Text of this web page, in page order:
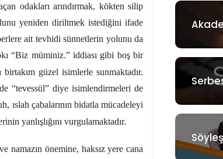
odakları arındırmak, kökten silip
yeniden diriltmek istediğini ifade
ait tevhidi sünnetlerin yolunu da
“Biz müminiz.” iddiası gibi boş bir
güzel isimlerle sunmaktadır.
“tevessül” diye isimlendirmeleri de
ıslah çabalarının bidatla mücadeleyi
yanlışlığını vurgulamaktadır.
namazın önemine, haksız yere cana